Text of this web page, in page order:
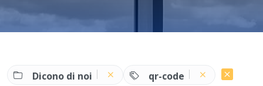
Dicono di noi qr-code